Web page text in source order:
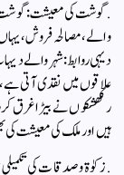
. گوشت کی معیشت:گوشت
دیہی روابط:شہر والے
علاقوں میں نقدی آتی
رکھشکوں نے بیڑا غرق کر
ہیں اور ملک کی معیشت کی
. زکوٰۃ و صدقات کی